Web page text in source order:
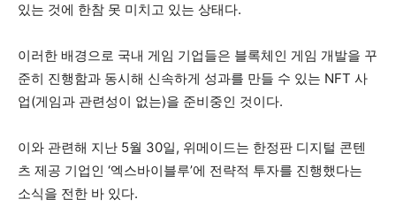
있는 것에 한참 못 미치고 있는 상태다.
이러한 배경으로 국내 게임 기업들은 블록체인 게임 개발을 꾸
준히 진행함과 동시해 신속하게 성과를 만들 수 있는 NFT 사
업(게임과 관련성이 없는)을 준비중인 것이다.
이와 관련해 지난 5월 30일, 위메이드는 한정판 디지털 콘텐
츠 제공 기업인 ‘엑스바이블루’에 전략적 투자를 진행했다는
소식을 전한 바 있다.